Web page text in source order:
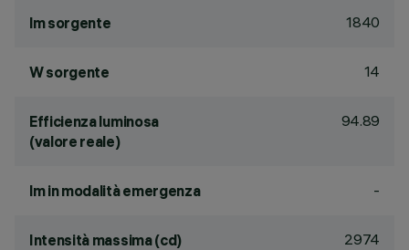
lm sorgente 1840
W sorgente 14
Efficienza luminosa
(valore reale)
94.89
lm in modalità emergenza -
Intensità massima (cd) 2974